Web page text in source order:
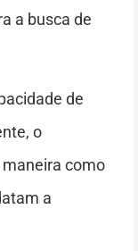
a busca de
de
o
como
a